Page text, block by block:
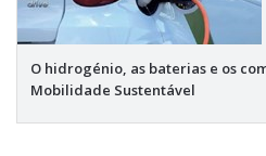
O hidrogénio, as baterias e os
Mobilidade Sustentável